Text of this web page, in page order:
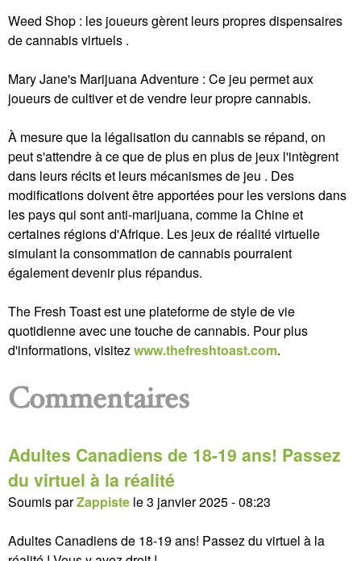
Weed Shop : les joueurs gèrent leurs propres dispensaires
de cannabis virtuels .
Mary Jane's Marijuana Adventure : Ce jeu permet aux
joueurs de cultiver et de vendre leur propre cannabis.
À mesure que la légalisation du cannabis se répand, on
peut s'attendre à ce que de plus en plus de jeux l'intègrent
dans leurs récits et leurs mécanismes de jeu . Des
modifications doivent être apportées pour les versions dans
les pays qui sont anti-marijuana, comme la Chine et
certaines régions d'Afrique. Les jeux de réalité virtuelle
simulant la consommation de cannabis pourraient
également devenir plus répandus.
The Fresh Toast est une plateforme de style de vie
quotidienne avec une touche de cannabis. Pour plus
d'informations, visitezwww.thefreshtoast.com.
Commentaires
Adultes Canadiens de 18-19 ans! Passez
du virtuel à la réalité
Soumis parZappiste le3 janvier 2025 - 08:23
Adultes Canadiens de 18-19 ans! Passez du virtuel à la